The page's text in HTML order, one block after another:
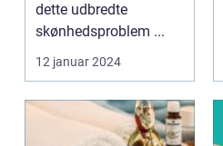
dette udbredte
skønhedsproblem ...
12 januar 2024